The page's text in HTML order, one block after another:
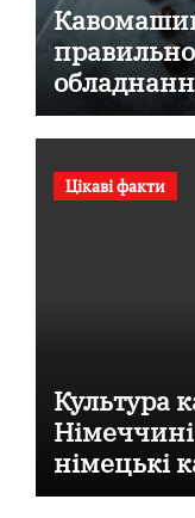
Цікаві факти
Культура
німецькі